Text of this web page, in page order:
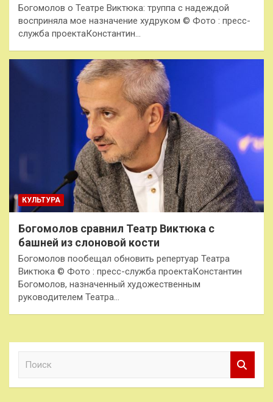
Богомолов о Театре Виктюка: труппа с надеждой
восприняла мое назначение худруком © Фото : пресс-
служба проектаКонстантин…
КУЛЬТУРА
Богомолов сравнил Театр Виктюка с
башней из слоновой кости
Богомолов пообещал обновить репертуар Театра
Виктюка © Фото : пресс-служба проектаКонстантин
Богомолов, назначенный художественным
руководителем Театра…